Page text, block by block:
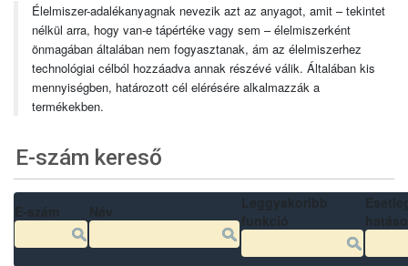
Élelmiszer-adalékanyagnak nevezik azt az anyagot, amit – tekintet
nélkül arra, hogy van-e tápértéke vagy sem – élelmiszerként
önmagában általában nem fogyasztanak, ám az élelmiszerhez
technológiai célból hozzáadva annak részévé válik. Általában kis
mennyiségben, határozott cél elérésére alkalmazzák a
termékekben.
E-szám kereső